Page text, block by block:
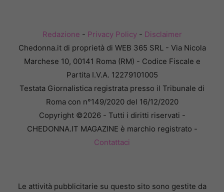
Redazione - Privacy Policy- Disclaimer
Chedonna.it di proprietà di WEB 365 SRL - Via Nicola
Marchese 10, 00141 Roma (RM) - Codice Fiscale e
Partita I.V.A. 12279101005
Testata Giornalistica registrata presso il Tribunale di
Roma con n°149/2020 del 16/12/2020
Copyright ©2026 - Tutti i diritti riservati -
CHEDONNA.IT MAGAZINE è marchio registrato -
Contattaci
Le attività pubblicitarie su questo sito sono gestite da